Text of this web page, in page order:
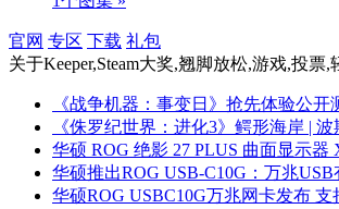
官网 专区 下载 礼包
关于Keeper,Steam大奖,翘脚放松,游戏,投票
《战争机器：事变日》抢先体验公
《侏罗纪世界：进化3》鳄形海岸 |
华硕 ROG 绝影 27 PLUS 曲面显示器
华硕推出ROG USB-C10G：万兆
华硕ROG USBC10G万兆网卡发布 支